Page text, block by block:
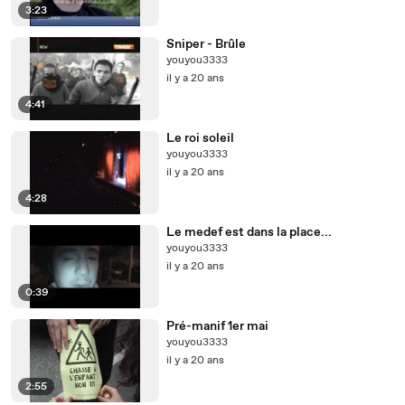
3:23
4:41
Sniper - Brûle
youyou3333
il y a 20 ans
4:28
Le roi soleil
youyou3333
il y a 20 ans
0:39
Le medef est dans la place...
youyou3333
il y a 20 ans
2:55
Pré-manif 1er mai
youyou3333
il y a 20 ans